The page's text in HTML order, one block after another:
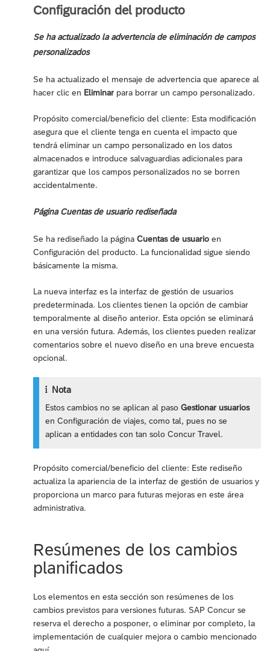
Configuración del producto
Se ha actualizado la advertencia de eliminación de campos
personalizados
Se ha actualizado el mensaje de advertencia que aparece al
hacer clic en Eliminar para borrar un campo personalizado.
Propósito comercial/beneficio del cliente: Esta modificación
asegura que el cliente tenga en cuenta el impacto que
tendrá eliminar un campo personalizado en los datos
almacenados e introduce salvaguardias adicionales para
garantizar que los campos personalizados no se borren
accidentalmente.
Página Cuentas de usuario rediseñada
Se ha rediseñado la página Cuentas de usuario en
Configuración del producto. La funcionalidad sigue siendo
básicamente la misma.
La nueva interfaz es la interfaz de gestión de usuarios
predeterminada. Los clientes tienen la opción de cambiar
temporalmente al diseño anterior. Esta opción se eliminará
en una versión futura. Además, los clientes pueden realizar
comentarios sobre el nuevo diseño en una breve encuesta
opcional.
Nota
Estos cambios no se aplican al pasoGestionar usuarios
en Configuración de viajes, como tal, pues no se
aplican a entidades con tan solo Concur Travel.
Propósito comercial/beneficio del cliente: Este rediseño
actualiza la apariencia de la interfaz de gestión de usuarios y
proporciona un marco para futuras mejoras en este área
administrativa.
Resúmenes de los cambios
planificados
Los elementos en esta sección son resúmenes de los
cambios previstos para versiones futuras. SAP Concur se
reserva el derecho a posponer, o eliminar por completo, la
implementación de cualquier mejora o cambio mencionado